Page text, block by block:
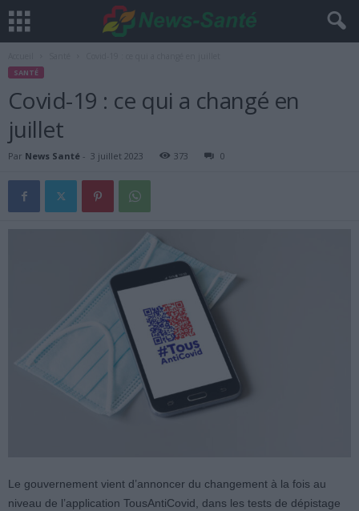
SANTÉ
Covid-19 : ce qui a changé en
juillet
Par News Santé - 3 juillet 2023 373 0
Le gouvernement vient d’annoncer du changement à la fois au
niveau de l’application TousAntiCovid, dans les tests de dépistage